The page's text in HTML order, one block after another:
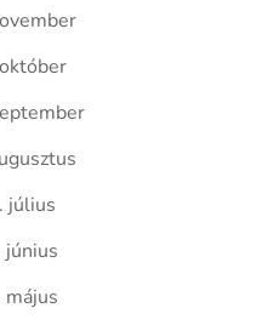
július